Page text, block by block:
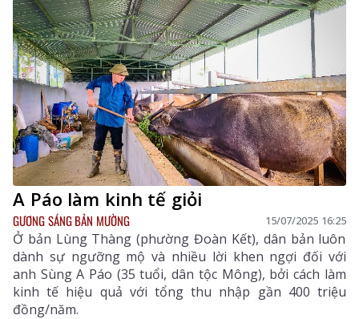
A Páo làm kinh tế giỏi
GƯƠNG SÁNG BẢN MƯỜNG 15/07/2025 16:25
Ở bản Lùng Thàng (phường Đoàn Kết), dân bản luôn
dành sự ngưỡng mộ và nhiều lời khen ngợi đối với
anh Sùng A Páo (35 tuổi, dân tộc Mông), bởi cách làm
kinh tế hiệu quả với tổng thu nhập gần 400 triệu
đồng/năm.